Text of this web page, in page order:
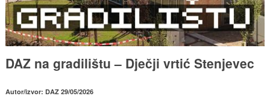
DAZ na gradilištu – Dječji vrtić Stenjevec
Autor/izvor: DAZ 29/05/2026